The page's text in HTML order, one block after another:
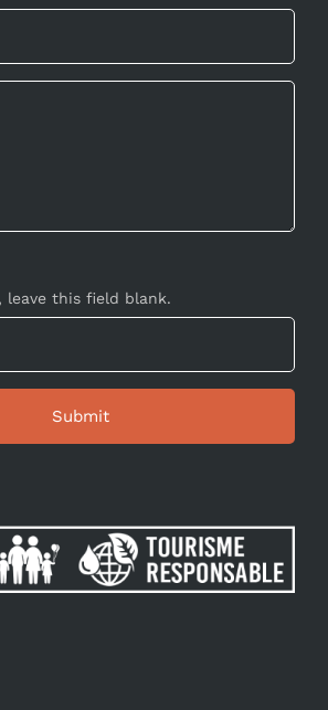
leave this field blank.